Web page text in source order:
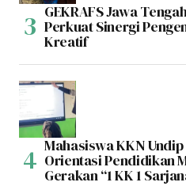
GEKRAFS Jawa
Perkuat Sinergi
Kreatif
Mahasiswa KKN
Orientasi Pendidikan
Gerakan “1 KK 1